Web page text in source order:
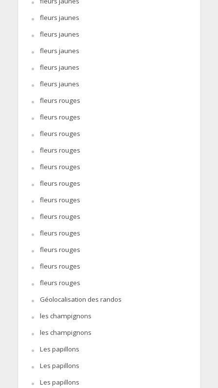
fleurs jaunes
fleurs jaunes
fleurs jaunes
fleurs jaunes
fleurs jaunes
fleurs rouges
fleurs rouges
fleurs rouges
fleurs rouges
fleurs rouges
fleurs rouges
fleurs rouges
fleurs rouges
fleurs rouges
fleurs rouges
fleurs rouges
fleurs rouges
Géolocalisation des randos
les champignons
les champignons
Les papillons
Les papillons
Les papillons